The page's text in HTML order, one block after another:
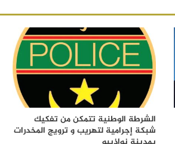
الشرطة الوطنية تتمكن من تفكيك
شبكة إجرامية لتهريب و ترويج المخدرات